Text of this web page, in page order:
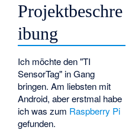
Projektbeschre
ibung
Ich möchte den "TI
SensorTag" in Gang
bringen. Am liebsten mit
Android, aber erstmal habe
ich was zum Raspberry Pi
gefunden.